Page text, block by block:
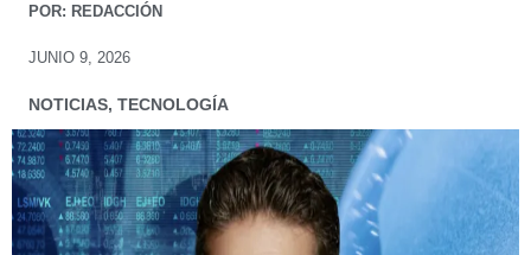
POR: REDACCIÓN
JUNIO 9, 2026
NOTICIAS, TECNOLOGÍA